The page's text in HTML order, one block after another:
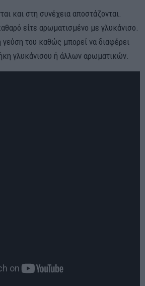
και στη συνέχεια αποστάζονται.
είτε αρωματισμένο με γλυκάνισο.
γεύση του καθώς μπορεί να διαφέρει
γλυκάνισου ή άλλων αρωματικών.